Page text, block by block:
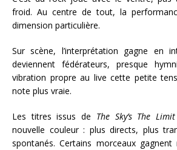
froid. Au centre de tout, la
dimension particulière.
Sur scène, l’interprétation gagne en
deviennent fédérateurs, presque
vibration propre au live cette petite
note plus vraie.
Les titres issus de The Sky’s The Limit
nouvelle couleur : plus directs, plus
spontanés. Certains morceaux